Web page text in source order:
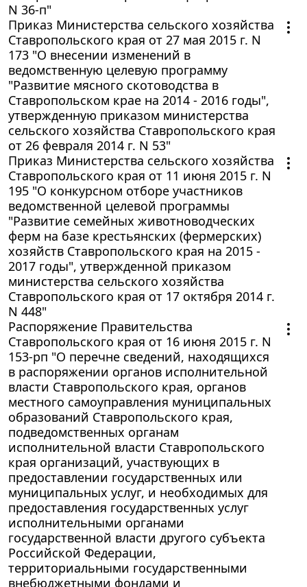
N 36-п"
Приказ Министерства сельского хозяйства
Ставропольского края от 27 мая 2015 г. N
173 "О внесении изменений в
ведомственную целевую программу
"Развитие мясного скотоводства в
Ставропольском крае на 2014 - 2016 годы",
утвержденную приказом министерства
сельского хозяйства Ставропольского края
от 26 февраля 2014 г. N 53"
Приказ Министерства сельского хозяйства
Ставропольского края от 11 июня 2015 г. N
195 "О конкурсном отборе участников
ведомственной целевой программы
"Развитие семейных животноводческих
ферм на базе крестьянских (фермерских)
хозяйств Ставропольского края на 2015 -
2017 годы", утвержденной приказом
министерства сельского хозяйства
Ставропольского края от 17 октября 2014 г.
N 448"
Распоряжение Правительства
Ставропольского края от 16 июня 2015 г. N
153-рп "О перечне сведений, находящихся
в распоряжении органов исполнительной
власти Ставропольского края, органов
местного самоуправления муниципальных
образований Ставропольского края,
подведомственных органам
исполнительной власти Ставропольского
края организаций, участвующих в
предоставлении государственных или
муниципальных услуг, и необходимых для
предоставления государственных услуг
исполнительными органами
государственной власти другого субъекта
Российской Федерации,
территориальными государственными
внебюджетными фондами и